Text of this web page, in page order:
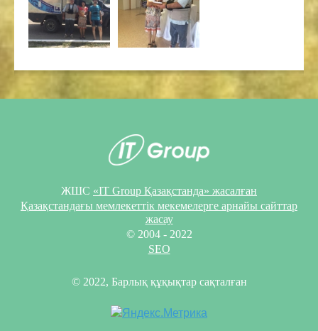
ЖШС «IT Group Қазақстанда» жасалған
Қазақстандағы мемлекеттік мекемелерге арнайы сайттар
жасау
© 2004 - 2022
SEO
© 2022, Барлық құқықтар сақталған